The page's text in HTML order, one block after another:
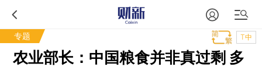
专题 T中
农业部长：中国粮食并非真过剩 多